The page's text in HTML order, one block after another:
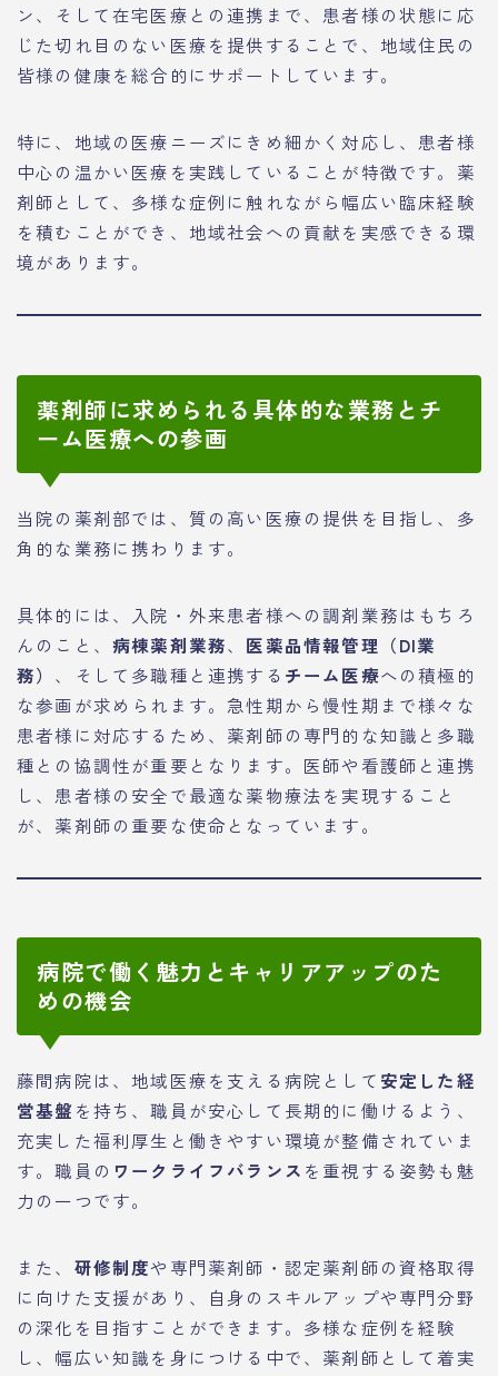
ン、そして在宅医療との連携まで、患者様の状態に応
じた切れ目のない医療を提供することで、地域住民の
皆様の健康を総合的にサポートしています。
特に、地域の医療ニーズにきめ細かく対応し、患者様
中心の温かい医療を実践していることが特徴です。薬
剤師として、多様な症例に触れながら幅広い臨床経験
を積むことができ、地域社会への貢献を実感できる環
境があります。
薬剤師に求められる具体的な業務とチ
ーム医療への参画
当院の薬剤部では、質の高い医療の提供を目指し、多
角的な業務に携わります。
具体的には、入院・外来患者様への調剤業務はもちろ
んのこと、 病棟薬剤業務、 医薬品情報管理（DI業
務） 、そして多職種と連携する チーム医療への積極的
な参画が求められます。急性期から慢性期まで様々な
患者様に対応するため、薬剤師の専門的な知識と多職
種との協調性が重要となります。医師や看護師と連携
し、患者様の安全で最適な薬物療法を実現すること
が、薬剤師の重要な使命となっています。
病院で働く魅力とキャリアアップのた
めの機会
藤間病院は、地域医療を支える病院として 安定した経
営基盤 を持ち、職員が安心して長期的に働けるよう、
充実した福利厚生と働きやすい環境が整備されていま
す。職員の ワークライフバランス を重視する姿勢も魅
力の一つです。
また、 研修制度や専門薬剤師・認定薬剤師の資格取得
に向けた支援があり、自身のスキルアップや専門分野
の深化を目指すことができます。多様な症例を経験
し、幅広い知識を身につける中で、薬剤師として着実